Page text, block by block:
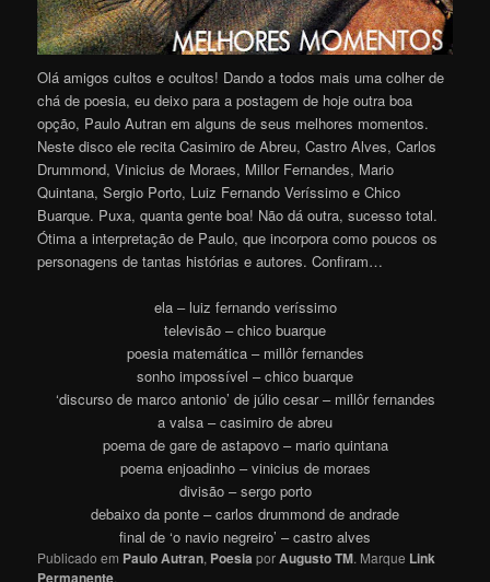
Olá amigos cultos e ocultos! Dando a todos mais uma colher de
chá de poesia, eu deixo para a postagem de hoje outra boa
opção, Paulo Autran em alguns de seus melhores momentos.
Neste disco ele recita Casimiro de Abreu, Castro Alves, Carlos
Drummond, Vinicius de Moraes, Millor Fernandes, Mario
Quintana, Sergio Porto, Luiz Fernando Veríssimo e Chico
Buarque. Puxa, quanta gente boa! Não dá outra, sucesso total.
Ótima a interpretação de Paulo, que incorpora como poucos os
personagens de tantas histórias e autores. Confiram…
ela – luiz fernando veríssimo
televisão – chico buarque
poesia matemática – millôr fernandes
sonho impossível – chico buarque
‘discurso de marco antonio’ de júlio cesar – millôr fernandes
a valsa – casimiro de abreu
poema de gare de astapovo – mario quintana
poema enjoadinho – vinicius de moraes
divisão – sergo porto
debaixo da ponte – carlos drummond de andrade
final de ‘o navio negreiro’ – castro alves
Publicado em Paulo Autran, Poesia porAugusto TM. Marque Link
Permanente.